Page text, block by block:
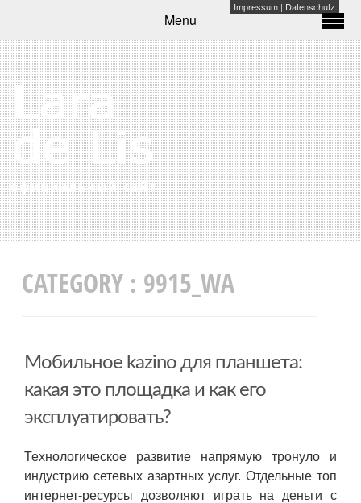
Impressum | Datenschutz
Menu
CATEGORY : 9915_WA
Мобильное kazino для планшета:
какая это площадка и как его
эксплуатировать?
Технологическое развитие напрямую тронуло и
индустрию сетевых азартных услуг. Отдельные топ
интернет-ресурсы дозволяют играть на деньги с